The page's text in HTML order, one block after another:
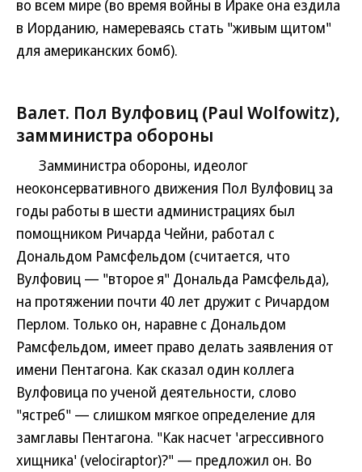
во всем мире (во время войны в Ираке она ездила
в Иорданию, намереваясь стать "живым щитом"
для американских бомб).
Валет. Пол Вулфовиц (Paul Wolfowitz),
замминистра обороны
Замминистра обороны, идеолог
неоконсервативного движения Пол Вулфовиц за
годы работы в шести администрациях был
помощником Ричарда Чейни, работал с
Дональдом Рамсфельдом (считается, что
Вулфовиц — "второе я" Дональда Рамсфельда),
на протяжении почти 40 лет дружит с Ричардом
Перлом. Только он, наравне с Дональдом
Рамсфельдом, имеет право делать заявления от
имени Пентагона. Как сказал один коллега
Вулфовица по ученой деятельности, слово
"ястреб" — слишком мягкое определение для
замглавы Пентагона. "Как насчет 'агрессивного
хищника' (velociraptor)?" — предложил он. Во